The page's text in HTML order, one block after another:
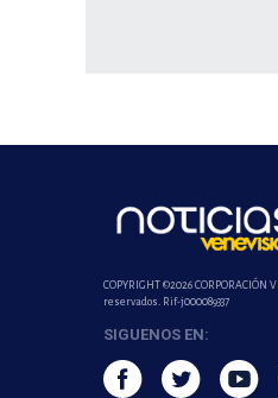
COPYRIGHT ©2026 CORPORACIÓN
reservados. Rif-j000089337
SIGUENOS EN: